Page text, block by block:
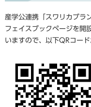
産学公連携「スワリカブラ
フェイスブックページを開
いますので、以下QRコード